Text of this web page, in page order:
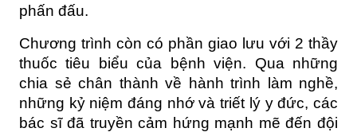
phấn đấu.
Chương trình còn có phần giao lưu với 2 thầy
thuốc tiêu biểu của bệnh viện. Qua những
chia sẻ chân thành về hành trình làm nghề,
những kỷ niệm đáng nhớ và triết lý y đức, các
bác sĩ đã truyền cảm hứng mạnh mẽ đến đội